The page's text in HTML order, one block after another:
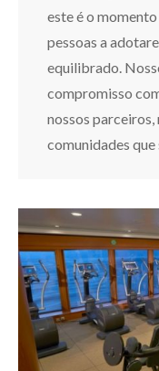
este é o
pessoas a
equilibrado.
compromisso
nossos parceiros,
comunidades que